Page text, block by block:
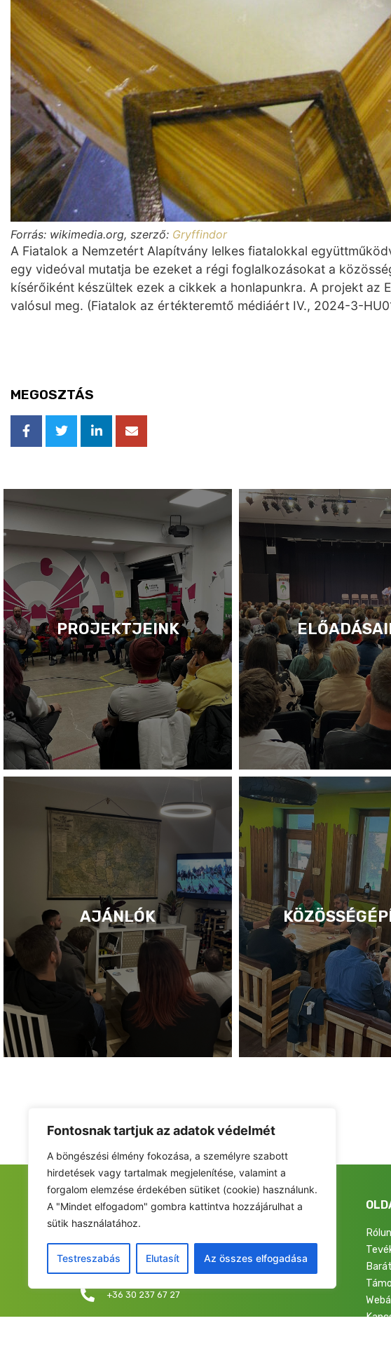
Fontosnak tartjuk az adatok védelmét
A böngészési élmény fokozása, a személyre szabott
hirdetések vagy tartalmak megjelenítése, valamint a
forgalom elemzése érdekében sütiket (cookie) használunk.
A "Mindet elfogadom" gombra kattintva hozzájárulhat a
sütik használatához.
Testreszabás Elutasít Az összes elfogadása
Forrás: wikimedia.org, szerző: Gryffindor
A Fiatalok a Nemzetért Alapítvány lelkes fiatalokkal
egy videóval mutatja be ezeket a régi foglalkozásokat a
kísérőiként készültek ezek a cikkek a honlapunkra. A projekt az
valósul meg. (Fiatalok az értékteremtő médiáért IV., 2024-3-
MEGOSZTÁS
PROJEKTJEINK
AJÁNLÓK
FIATALOK A NEMZETÉRT ALAPÍTVÁNY
Levelezési cím/iroda: 1053 Budapest, Curia utca 4.
info@fiatalokanemzetert.hu
+36 30 237 67 27